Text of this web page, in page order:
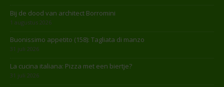
Bij de dood van architect Borromini
1 augustus 2026
Buonissimo appetito (158): Tagliata di manzo
31 juli 2026
La cucina italiana: Pizza met een biertje?
31 juli 2026